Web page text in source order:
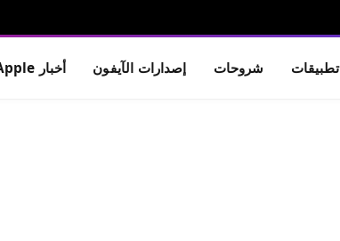
تطبيقات شروحات إصدارات الآيفون أخبار Apple